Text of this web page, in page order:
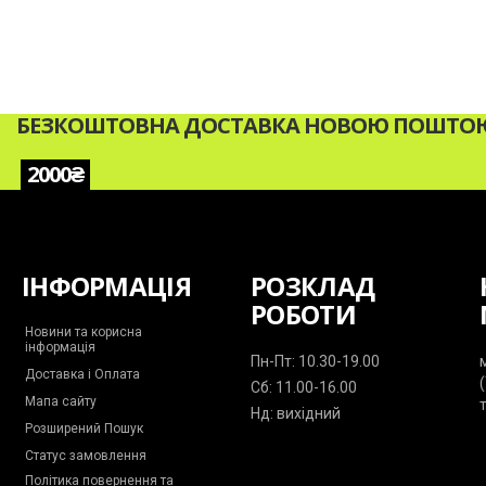
БЕЗКОШТОВНА ДОСТАВКА НОВОЮ
2000₴
ІНФОРМАЦІЯ
Новини та корисна
інформація
Доставка і Оплата
Мапа сайту
Розширений Пошук
Статус замовлення
Політика повернення та
РОЗКЛАД
РОБОТИ
Пн-Пт: 10.30-19.00
Сб: 11.00-16.00
Нд: вихідний